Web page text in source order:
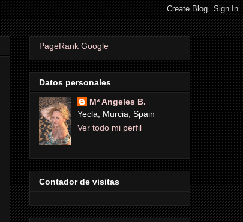
PageRank Google
Datos personales
Mª Angeles B.
Yecla, Murcia, Spain
Ver todo mi perfil
Contador de visitas